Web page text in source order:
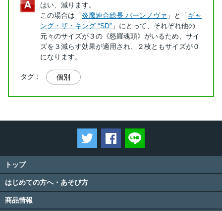
はい、減ります。
この場合は「炎魔連合総長 バーンノヴァ 」と「ギャ
ング・ザ・キング “SD” 」にとって、それぞれ他の
元々のサイズが３の《怒羅魂頭》がいるため、サイ
ズを３減らす効果が適用され、２枚ともサイズが０
になります。
タグ： 個別
ツイートするFacebookでシェアする
トップ
はじめての方へ・あそび方
商品情報